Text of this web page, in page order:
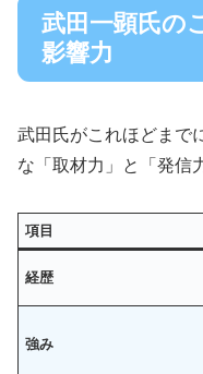
武田一顕氏の
影響力
武田氏がこれほどまで
な「取材力」と「発信
項目
経歴
強み